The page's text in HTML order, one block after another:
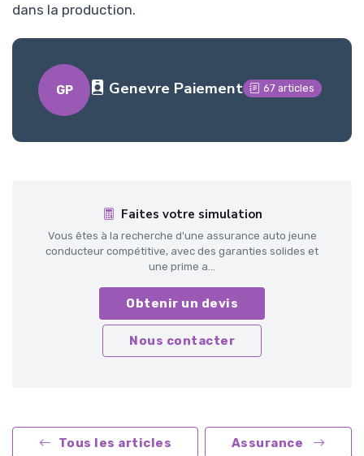
dans la production.
GP Genevre Paiement 67 articles
Faites votre simulation
Vous êtes à la recherche d'une assurance auto jeune
conducteur compétitive, avec des garanties solides et
une prime a...
Obtenir un devis
Nous contacter
Tous les articles Assurance